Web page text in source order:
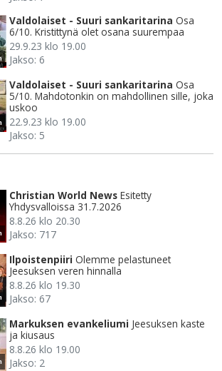
Valdolaiset - Suuri sankaritarina Osa
6/10. Kristittynä olet osana suurempaa
29.9.23 klo 19.00
Jakso: 6
Valdolaiset - Suuri sankaritarina Osa
5/10. Mahdotonkin on mahdollinen sille, joka
uskoo
22.9.23 klo 19.00
Jakso: 5
Christian World News Esitetty
Yhdysvalloissa 31.7.2026
8.8.26 klo 20.30
Jakso: 717
Ilpoistenpiiri Olemme pelastuneet
Jeesuksen veren hinnalla
8.8.26 klo 19.30
Jakso: 67
Markuksen evankeliumi Jeesuksen kaste
ja kiusaus
8.8.26 klo 19.00
Jakso: 2